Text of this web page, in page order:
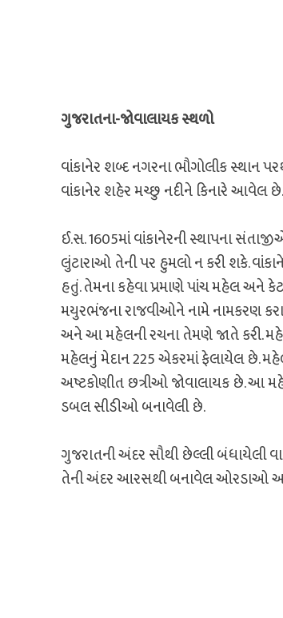
ગુજરાતના-જોવાલાયક સ્થળો
વાંકાનેર શબ્દ નગરના ભૌગોલીક સ્થાન
વાંકાનેર શહેર મચ્છુ નદીને કિનારે આવેલ છે.
ઈ.સ. 1605માં વાંકાનેરની સ્થાપના
લુંટારાઓ તેની પર હુમલો ન કરી શકે.
હતું. તેમના કહેવા પ્રમાણે પાંચ મહેલ અને
મયુરભંજના રાજવીઓને નામે નામકરણ
અને આ મહેલની રચના તેમણે જાતે કરી.
મહેલનું મેદાન 225 એકરમાં ફેલાયેલ છે.
અષ્ટકોણીત છત્રીઓ જોવાલાયક છે. આ
ડબલ સીડીઓ બનાવેલી છે.
ગુજરાતની અંદર સૌથી છેલ્લી બંધાયેલી
તેની અંદર આરસથી બનાવેલ ઓરડાઓ